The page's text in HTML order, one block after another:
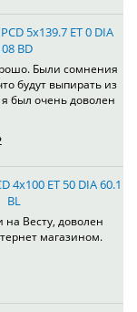
5x139.7 ET 0 DIA
BD
Были сомнения
будут выпирать из
был очень доволен
4x100 ET 50 DIA 60.1
BL
на Весту, доволен
магазином.